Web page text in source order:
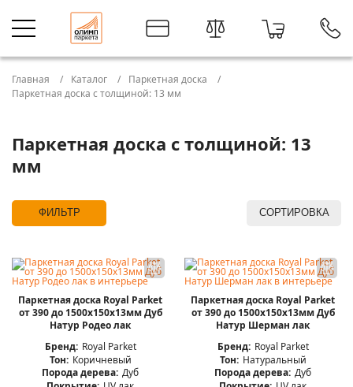
Главная Каталог
Паркетная доска
Паркетная доска с толщиной: 13 мм
Паркетная доска с толщиной: 13
мм
ФИЛЬТР СОРТИРОВКА
Паркетная доска Royal Parket
от 390 до 1500х150х13мм Дуб
Натур Родео лак
Бренд: Royal Parket
Тон: Коричневый
Порода дерева: Дуб
Паркетная доска Royal Parket
от 390 до 1500х150х13мм Дуб
Натур Шерман лак
Бренд: Royal Parket
Тон: Натуральный
Порода дерева: Дуб